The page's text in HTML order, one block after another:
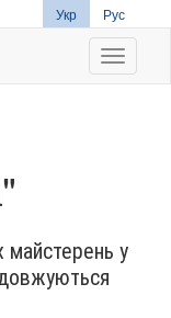
Укр Рус
майстерень у